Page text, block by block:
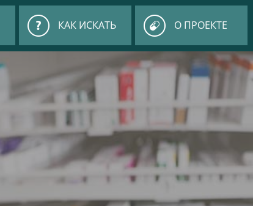
КАК ИСКАТЬ О ПРОЕКТЕ